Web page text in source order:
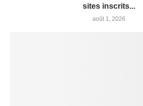
sites inscrits...
août 1, 2026